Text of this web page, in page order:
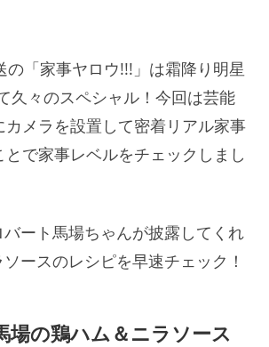
の「家事ヤロウ!!!」は霜降り明星
久々のスペシャル！今回は芸能
カメラを設置して密着リアル家事
で家事レベルをチェックしまし
バート馬場ちゃんが披露してくれ
ースのレシピを早速チェック！
場の鶏ハム＆ニラソース